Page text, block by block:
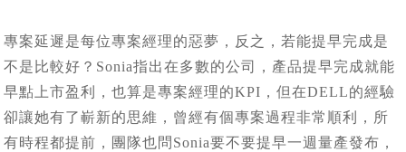
專案延遲是每位專案經理的惡夢，反之，若能提早完成是
不是比較好？Sonia指出在多數的公司，產品提早完成就能
早點上市盈利，也算是專案經理的KPI，但在DELL的經驗
卻讓她有了嶄新的思維，曾經有個專案過程非常順利，所
有時程都提前，團隊也問Sonia要不要提早一週量產發布，